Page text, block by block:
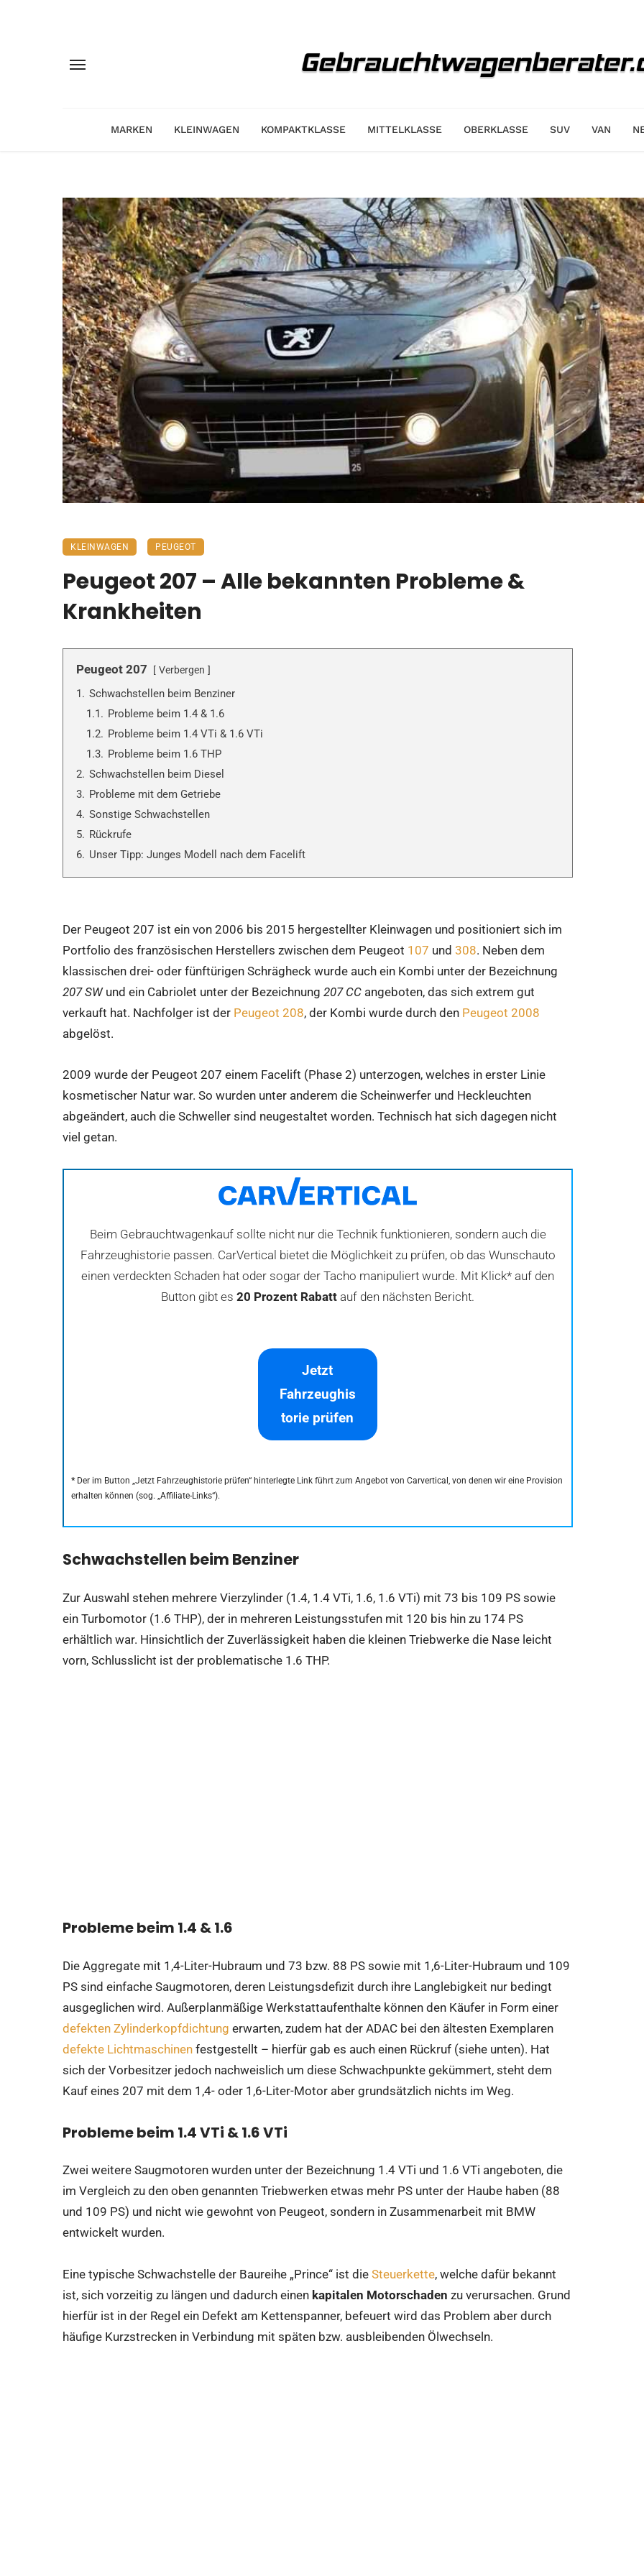
MARKEN KLEINWAGEN KOMPAKTKLASSE MITTELKLASSE OBERKLASSE SUV VAN
KLEINWAGEN PEUGEOT
Peugeot 207 – Alle bekannten Probleme &
Krankheiten
Peugeot 207 Verbergen
1. Schwachstellen beim Benziner
1.1. Probleme beim 1.4 & 1.6
1.2. Probleme beim 1.4 VTi & 1.6 VTi
1.3. Probleme beim 1.6 THP
2. Schwachstellen beim Diesel
3. Probleme mit dem Getriebe
4. Sonstige Schwachstellen
5. Rückrufe
6. Unser Tipp: Junges Modell nach dem Facelift
Der Peugeot 207 ist ein von 2006 bis 2015 hergestellter Kleinwagen und positioniert sich im
Portfolio des französischen Herstellers zwischen dem Peugeot 107 und 308. Neben dem
klassischen drei- oder fünftürigen Schrägheck wurde auch ein Kombi unter der Bezeichnung
207 SWund ein Cabriolet unter der Bezeichnung 207 CC angeboten, das sich extrem gut
verkauft hat. Nachfolger ist der Peugeot 208, der Kombi wurde durch den Peugeot 2008
abgelöst.
2009 wurde der Peugeot 207 einem Facelift (Phase 2) unterzogen, welches in erster Linie
kosmetischer Natur war. So wurden unter anderem die Scheinwerfer und Heckleuchten
abgeändert, auch die Schweller sind neugestaltet worden. Technisch hat sich dagegen nicht
viel getan.
Beim Gebrauchtwagenkauf sollte nicht nur die Technik funktionieren, sondern auch die
Fahrzeughistorie passen. CarVertical bietet die Möglichkeit zu prüfen, ob das Wunschauto
einen verdeckten Schaden hat oder sogar der Tacho manipuliert wurde. Mit Klick* auf den
Button gibt es 20 Prozent Rabatt auf den nächsten Bericht.
Jetzt
Fahrzeughis
torie prüfen
*Der im Button „Jetzt Fahrzeughistorie prüfen“ hinterlegte Link führt zum Angebot von Carvertical, von denen wir eine Provision
erhalten können (sog. „Affiliate-Links“).
Schwachstellen beim Benziner
Zur Auswahl stehen mehrere Vierzylinder (1.4, 1.4 VTi, 1.6, 1.6 VTi) mit 73 bis 109 PS sowie
ein Turbomotor (1.6 THP), der in mehreren Leistungsstufen mit 120 bis hin zu 174 PS
erhältlich war. Hinsichtlich der Zuverlässigkeit haben die kleinen Triebwerke die Nase leicht
vorn, Schlusslicht ist der problematische 1.6 THP.
Probleme beim 1.4 & 1.6
Die Aggregate mit 1,4-Liter-Hubraum und 73 bzw. 88 PS sowie mit 1,6-Liter-Hubraum und 109
PS sind einfache Saugmotoren, deren Leistungsdefizit durch ihre Langlebigkeit nur bedingt
ausgeglichen wird. Außerplanmäßige Werkstattaufenthalte können den Käufer in Form einer
defekten Zylinderkopfdichtung erwarten, zudem hat der ADAC bei den ältesten Exemplaren
defekte Lichtmaschinen festgestellt – hierfür gab es auch einen Rückruf (siehe unten). Hat
sich der Vorbesitzer jedoch nachweislich um diese Schwachpunkte gekümmert, steht dem
Kauf eines 207 mit dem 1,4- oder 1,6-Liter-Motor aber grundsätzlich nichts im Weg.
Probleme beim 1.4 VTi & 1.6 VTi
Zwei weitere Saugmotoren wurden unter der Bezeichnung 1.4 VTi und 1.6 VTi angeboten, die
im Vergleich zu den oben genannten Triebwerken etwas mehr PS unter der Haube haben (88
und 109 PS) und nicht wie gewohnt von Peugeot, sondern in Zusammenarbeit mit BMW
entwickelt wurden.
Eine typische Schwachstelle der Baureihe „Prince“ ist die Steuerkette, welche dafür bekannt
ist, sich vorzeitig zu längen und dadurch einen kapitalen Motorschaden zu verursachen. Grund
hierfür ist in der Regel ein Defekt am Kettenspanner, befeuert wird das Problem aber durch
häufige Kurzstrecken in Verbindung mit späten bzw. ausbleibenden Ölwechseln.